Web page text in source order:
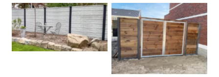
Betonschutting
Dubbele poort